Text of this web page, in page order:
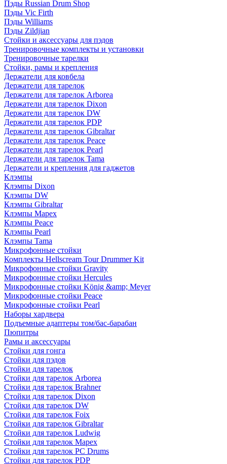
Пэды Russian Drum Shop
Пэды Vic Firth
Пэды Williams
Пэды Zildjian
Стойки и аксессуары для пэдов
Тренировочные комплекты и установки
Тренировочные тарелки
Стойки, рамы и крепления
Держатели для ковбела
Держатели для тарелок
Держатели для тарелок Arborea
Держатели для тарелок Dixon
Держатели для тарелок DW
Держатели для тарелок PDP
Держатели для тарелок Gibraltar
Держатели для тарелок Peace
Держатели для тарелок Pearl
Держатели для тарелок Tama
Держатели и крепления для гаджетов
Клэмпы
Клэмпы Dixon
Клэмпы DW
Клэмпы Gibraltar
Клэмпы Mapex
Клэмпы Peace
Клэмпы Pearl
Клэмпы Tama
Микрофонные стойки
Комплекты Hellscream Tour Drummer Kit
Микрофонные стойки Gravity
Микрофонные стойки Hercules
Микрофонные стойки König &amp; Meyer
Микрофонные стойки Peace
Микрофонные стойки Pearl
Наборы хардвера
Подъемные адаптеры том/бас-барабан
Пюпитры
Рамы и аксессуары
Стойки для гонга
Стойки для пэдов
Стойки для тарелок
Стойки для тарелок Arborea
Стойки для тарелок Brahner
Стойки для тарелок Dixon
Стойки для тарелок DW
Стойки для тарелок Foix
Стойки для тарелок Gibraltar
Стойки для тарелок Ludwig
Стойки для тарелок Mapex
Стойки для тарелок PC Drums
Стойки для тарелок PDP